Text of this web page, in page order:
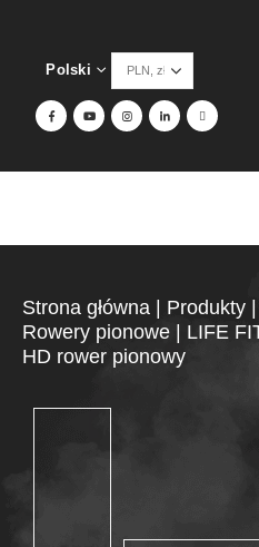
Polski
Strona główna Produkty
Rowery pionowe
LIFE
HD rower pionowy